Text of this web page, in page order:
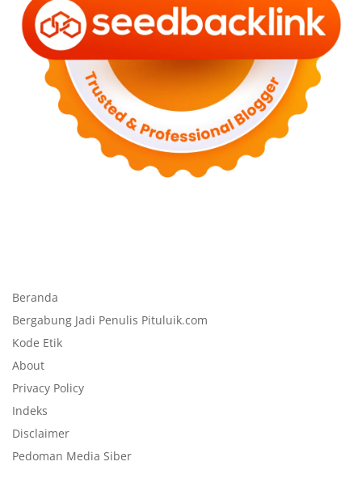
Beranda
Bergabung Jadi Penulis Pituluik.com
Kode Etik
About
Privacy Policy
Indeks
Disclaimer
Pedoman Media Siber